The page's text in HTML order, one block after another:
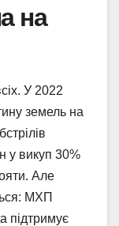
на
У 2022
земель на
у викуп 30%
Але
МХП
підтримує